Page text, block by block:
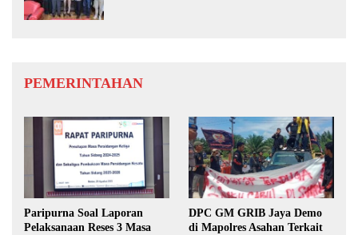
PEMERINTAHAN
Paripurna Soal Laporan
Pelaksanaan Reses 3 Masa
DPC GM GRIB Jaya Demo
di Mapolres Asahan Terkait